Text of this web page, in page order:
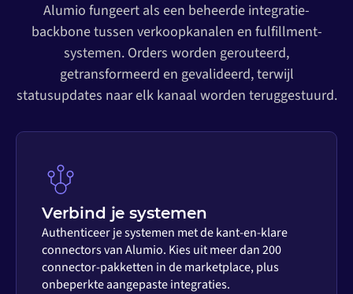
Alumio fungeert als een beheerde integratie-
backbone tussen verkoopkanalen en fulfillment-
systemen. Orders worden gerouteerd,
getransformeerd en gevalideerd, terwijl
statusupdates naar elk kanaal worden teruggestuurd.
Verbind je systemen
Authenticeer je systemen met de kant-en-klare
connectors van Alumio. Kies uit meer dan 200
connector-pakketten in de marketplace, plus
onbeperkte aangepaste integraties.